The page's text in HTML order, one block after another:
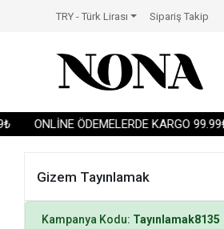
ONLİNE ÖDEMELERDE KARGO 99.99₺
TRY - Türk Lirası Sipariş Takip
Gizem Tayınlamak
Kampanya Kodu: Tayınlamak8135